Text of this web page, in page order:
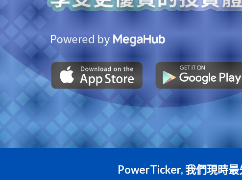
PowerTicker, 我們現時